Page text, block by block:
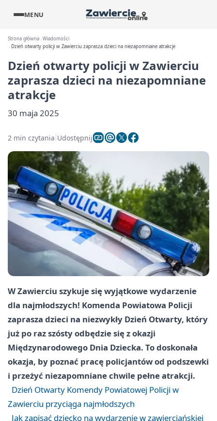
MENU
Strona główna Wiadomości
Dzień otwarty policji w Zawierciu zaprasza dzieci na niezapomniane atrakcje
Dzień otwarty policji w Zawierciu
zaprasza dzieci na niezapomniane
atrakcje
30 maja 2025
2 min czytania Udostępnij
W Zawierciu szykuje się wyjątkowe wydarzenie
dla najmłodszych! Komenda Powiatowa Policji
zaprasza dzieci na niezwykły Dzień Otwarty, który
już po raz szósty odbędzie się z okazji
Międzynarodowego Dnia Dziecka. To doskonała
okazja, by poznać pracę policjantów od podszewki
i przeżyć niezapomniane chwile pełne atrakcji.
Dzień Otwarty Komendy Powiatowej Policji w
Zawierciu przyciąga najmłodszych
Jak zapisać dziecko na wydarzenie w zawierciańskiej